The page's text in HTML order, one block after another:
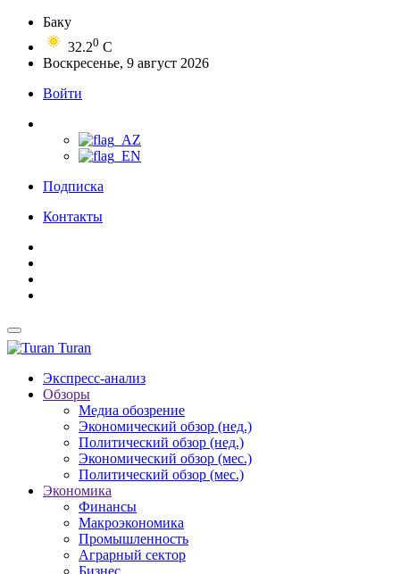
Баку
32.20 C
Воскресенье, 9 август 2026
Войти
Подписка
Контакты
Turan
Экспресс-анализ
Обзоры
Медиа обозрение
Экономический обзор (нед.)
Политический обзор (нед.)
Экономический обзор (мес.)
Политический обзор (мес.)
Экономика
Финансы
Макроэкономика
Промышленность
Аграрный сектор
Бизнес